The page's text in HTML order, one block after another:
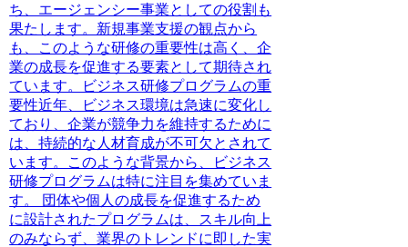
ち、エージェンシー事業としての役割も
果たします。新規事業支援の観点から
も、このような研修の重要性は高く、企
業の成長を促進する要素として期待され
ています。ビジネス研修プログラムの重
要性近年、ビジネス環境は急速に変化し
ており、企業が競争力を維持するために
は、持続的な人材育成が不可欠とされて
います。このような背景から、ビジネス
研修プログラムは特に注目を集めていま
す。 団体や個人の成長を促進するため
に設計されたプログラムは、スキル向上
のみならず、業界のトレンドに即した実